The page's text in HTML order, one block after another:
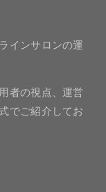
インサロンの運
者の視点、運営
でご紹介してお